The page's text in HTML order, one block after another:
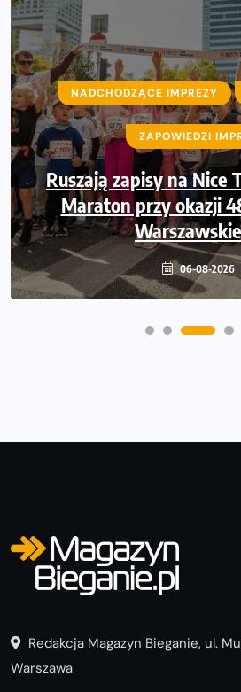
NADCHODZĄCE IMPREZY
ZAPOWIEDZI
Ruszają zapisy na Nice
Maraton przy okazji
06-08-2026
NADCHODZĄCE IMPREZY
ZAPOWIEDZI
Sprawdzone trasy
przebieg 43. Toruń
Półmaratonu i
06-08-2026
Redakcja Magazyn Bieganie, ul.
Warszawa